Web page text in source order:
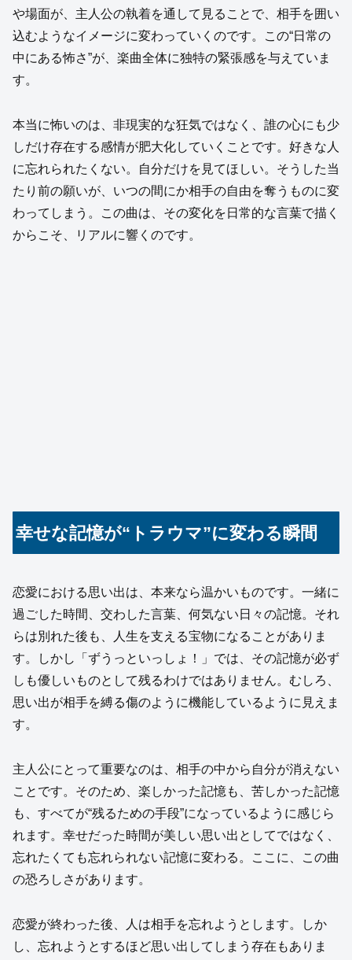
や場面が、主人公の執着を通して見ることで、相手を囲い
込むようなイメージに変わっていくのです。この“日常の
中にある怖さ”が、楽曲全体に独特の緊張感を与えていま
す。
本当に怖いのは、非現実的な狂気ではなく、誰の心にも少
しだけ存在する感情が肥大化していくことです。好きな人
に忘れられたくない。自分だけを見てほしい。そうした当
たり前の願いが、いつの間にか相手の自由を奪うものに変
わってしまう。この曲は、その変化を日常的な言葉で描く
からこそ、リアルに響くのです。
幸せな記憶が“トラウマ”に変わる瞬間
恋愛における思い出は、本来なら温かいものです。一緒に
過ごした時間、交わした言葉、何気ない日々の記憶。それ
らは別れた後も、人生を支える宝物になることがありま
す。しかし「ずうっといっしょ！」では、その記憶が必ず
しも優しいものとして残るわけではありません。むしろ、
思い出が相手を縛る傷のように機能しているように見えま
す。
主人公にとって重要なのは、相手の中から自分が消えない
ことです。そのため、楽しかった記憶も、苦しかった記憶
も、すべてが“残るための手段”になっているように感じら
れます。幸せだった時間が美しい思い出としてではなく、
忘れたくても忘れられない記憶に変わる。ここに、この曲
の恐ろしさがあります。
恋愛が終わった後、人は相手を忘れようとします。しか
し、忘れようとするほど思い出してしまう存在もありま